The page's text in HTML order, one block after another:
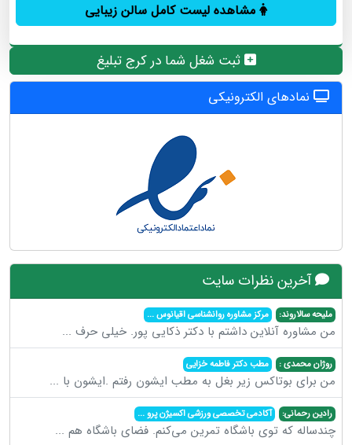
مشاهده لیست کامل سالن زیبایی
ثبت شغل شما در کرج تبلیغ
نمادهای الکترونیکی
آخرین نظرات سایت
ملیحه سالاروند: مرکز مشاوره روانشناسی اقیانوس...
من مشاوره آنلاین داشتم با دکتر ذکایی پور. خیلی حرف ...
روژان محمدی : مطب دکتر فاطمه خزایی
من برای بوتاکس زیر بغل به مطب ایشون رفتم .ایشون با ...
رادین رحمانی: آکادمی تخصصی ورزشی اکسیژن پرو...
چندساله که توی باشگاه تمرین می‌کنم. فضای باشگاه هم ...